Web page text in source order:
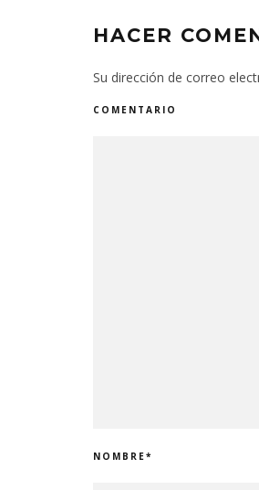
HACER
Su dirección de correo
COMENTARIO
NOMBRE*